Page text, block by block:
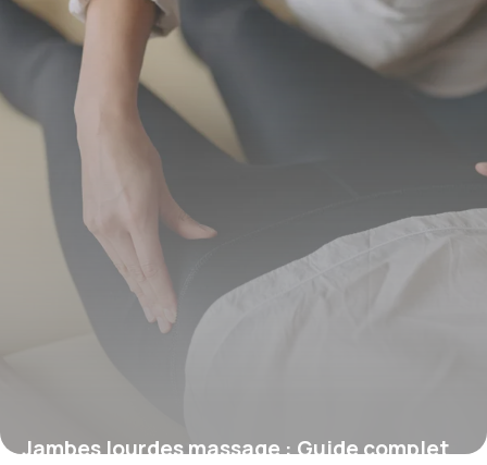
Jambes lourdes massage : Guide complet